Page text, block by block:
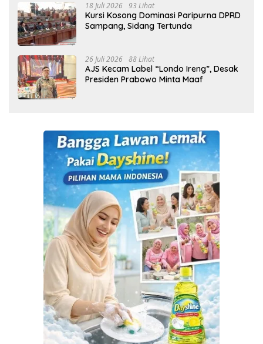
18 Juli 2026 93 Lihat
Kursi Kosong Dominasi Paripurna DPRD
Sampang, Sidang Tertunda
26 Juli 2026 88 Lihat
AJS Kecam Label “Londo Ireng”, Desak
Presiden Prabowo Minta Maaf